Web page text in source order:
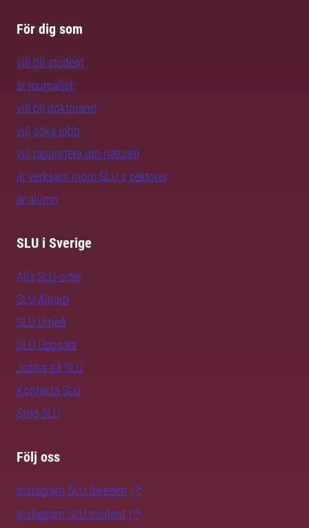
För dig som
vill bli student
är journalist
vill bli doktorand
vill söka jobb
vill rapportera om naturen
är verksam inom SLU:s sektorer
är alumn
SLU i Sverige
Alla SLU-orter
SLU Alnarp
SLU Umeå
SLU Uppsala
Jobba på SLU
Kontakta SLU
Stöd SLU
Följ oss
Instagram SLU.Sweden
Instagram SLU.student